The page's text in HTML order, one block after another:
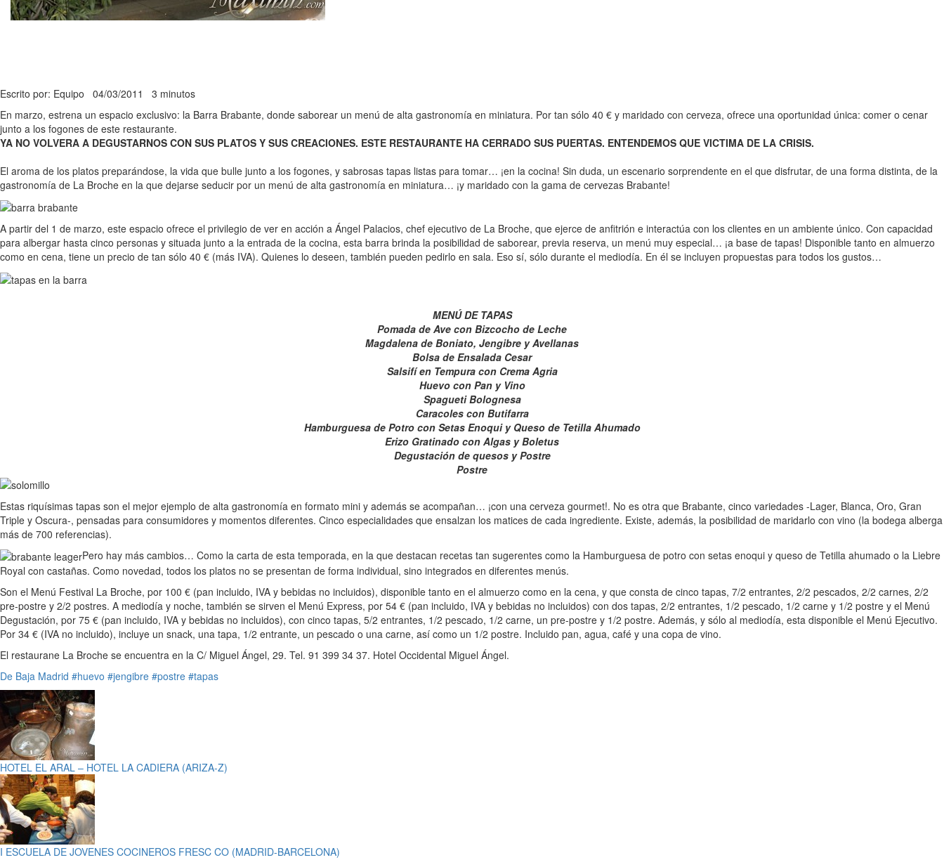
Escrito por: Equipo 04/03/2011 3 minutos
En marzo, estrena un espacio exclusivo: la Barra Brabante, donde saborear un menú de alta gastronomía en miniatura. Por tan sólo 40 € y maridado con cerveza, ofrece una oportunidad única: comer o cenar
junto a los fogones de este restaurante.
YA NO VOLVERA A DEGUSTARNOS CON SUS PLATOS Y SUS CREACIONES. ESTE RESTAURANTE HA CERRADO SUS PUERTAS. ENTENDEMOS QUE VICTIMA DE LA CRISIS.
El aroma de los platos preparándose, la vida que bulle junto a los fogones, y sabrosas tapas listas para tomar… ¡en la cocina! Sin duda, un escenario sorprendente en el que disfrutar, de una forma distinta, de la
gastronomía de La Broche en la que dejarse seducir por un menú de alta gastronomía en miniatura… ¡y maridado con la gama de cervezas Brabante!
A partir del 1 de marzo, este espacio ofrece el privilegio de ver en acción a Ángel Palacios, chef ejecutivo de La Broche, que ejerce de anfitrión e interactúa con los clientes en un ambiente único. Con capacidad
para albergar hasta cinco personas y situada junto a la entrada de la cocina, esta barra brinda la posibilidad de saborear, previa reserva, un menú muy especial… ¡a base de tapas! Disponible tanto en almuerzo
como en cena, tiene un precio de tan sólo 40 € (más IVA). Quienes lo deseen, también pueden pedirlo en sala. Eso sí, sólo durante el mediodía. En él se incluyen propuestas para todos los gustos…
MENÚ DE TAPAS
Pomada de Ave con Bizcocho de Leche
Magdalena de Boniato, Jengibre y Avellanas
Bolsa de Ensalada Cesar
Salsifí en Tempura con Crema Agria
Huevo con Pan y Vino
Spagueti Bolognesa
Caracoles con Butifarra
Hamburguesa de Potro con Setas Enoqui y Queso de Tetilla Ahumado
Erizo Gratinado con Algas y Boletus
Degustación de quesos y Postre
Postre
Estas riquísimas tapas son el mejor ejemplo de alta gastronomía en formato mini y además se acompañan… ¡con una cerveza gourmet!. No es otra que Brabante, cinco variedades -Lager, Blanca, Oro, Gran
Triple y Oscura-, pensadas para consumidores y momentos diferentes. Cinco especialidades que ensalzan los matices de cada ingrediente. Existe, además, la posibilidad de maridarlo con vino (la bodega alberga
más de 700 referencias).
Pero hay más cambios… Como la carta de esta temporada, en la que destacan recetas tan sugerentes como la Hamburguesa de potro con setas enoqui y queso de Tetilla ahumado o la Liebre
Royal con castañas. Como novedad, todos los platos no se presentan de forma individual, sino integrados en diferentes menús.
Son el Menú Festival La Broche, por 100 € (pan incluido, IVA y bebidas no incluidos), disponible tanto en el almuerzo como en la cena, y que consta de cinco tapas, 7/2 entrantes, 2/2 pescados, 2/2 carnes, 2/2
pre-postre y 2/2 postres. A mediodía y noche, también se sirven el Menú Express, por 54 € (pan incluido, IVA y bebidas no incluidos) con dos tapas, 2/2 entrantes, 1/2 pescado, 1/2 carne y 1/2 postre y el Menú
Degustación, por 75 € (pan incluido, IVA y bebidas no incluidos), con cinco tapas, 5/2 entrantes, 1/2 pescado, 1/2 carne, un pre-postre y 1/2 postre. Además, y sólo al mediodía, esta disponible el Menú Ejecutivo.
Por 34 € (IVA no incluido), incluye un snack, una tapa, 1/2 entrante, un pescado o una carne, así como un 1/2 postre. Incluido pan, agua, café y una copa de vino.
El restaurane La Broche se encuentra en la C/ Miguel Ángel, 29. Tel. 91 399 34 37. Hotel Occidental Miguel Ángel.
De Baja Madrid #huevo #jengibre #postre #tapas
HOTEL EL ARAL – HOTEL LA CADIERA (ARIZA-Z)
I ESCUELA DE JOVENES COCINEROS FRESC CO (MADRID-BARCELONA)